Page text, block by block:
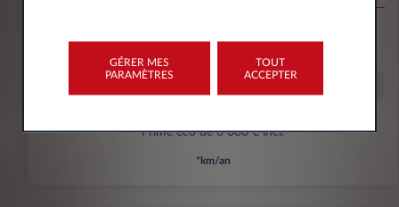
Prime éco de 6 000 € incl.
*km/an
GÉRER MES
PARAMÈTRES
TOUT
ACCEPTER